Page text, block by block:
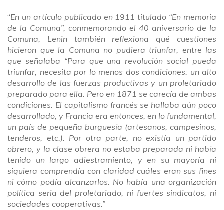
“En un artículo publicado en 1911 titulado “En memoria
de la Comuna”, conmemorando el 40 aniversario de la
Comuna, Lenin también reflexiona qué cuestiones
hicieron que la Comuna no pudiera triunfar, entre las
que señalaba “Para que una revolución social pueda
triunfar, necesita por lo menos dos condiciones: un alto
desarrollo de las fuerzas productivas y un proletariado
preparado para ella. Pero en 1871 se carecía de ambas
condiciones. El capitalismo francés se hallaba aún poco
desarrollado, y Francia era entonces, en lo fundamental,
un país de pequeña burguesía (artesanos, campesinos,
tenderos, etc.). Por otra parte, no existía un partido
obrero, y la clase obrera no estaba preparada ni había
tenido un largo adiestramiento, y en su mayoría ni
siquiera comprendía con claridad cuáles eran sus fines
ni cómo podía alcanzarlos. No había una organización
política seria del proletariado, ni fuertes sindicatos, ni
sociedades cooperativas.”